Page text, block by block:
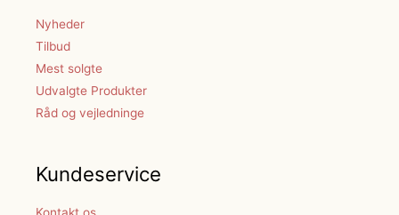
Nyheder
Tilbud
Mest solgte
Udvalgte Produkter
Råd og vejledninge
Kundeservice